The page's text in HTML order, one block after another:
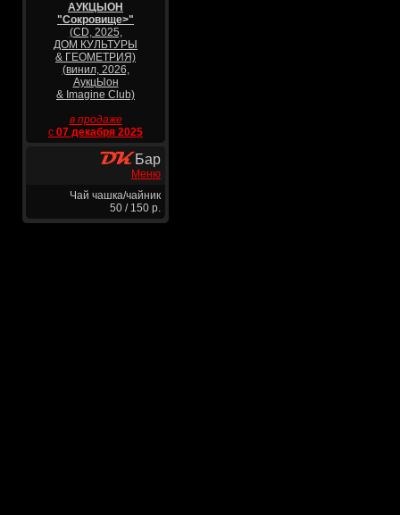
АУКЦЫОН
"Сокровище>"
(CD, 2025,
ДОМ КУЛЬТУРЫ
& ГЕОМЕТРИЯ)
(винил, 2026,
АукцЫон
& Imagine Club)
в продаже
с 07 декабря 2025
Бар
Меню
Чай чашка/чайник
50 / 150 р.